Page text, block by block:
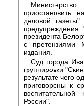
приостановить
деловой
предупреждения
президента
с претензиями
издания.
Суд города
группировки
результате чего
приговорены к
России".